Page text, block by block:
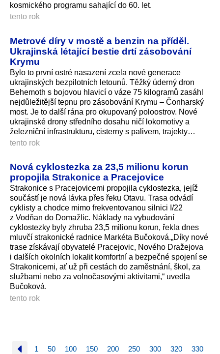
kosmického programu sahající do 60. let.
tento rok
Metrové díry v mostě a benzin na příděl.
Ukrajinská létající bestie drtí zásobování
Krymu
Bylo to první ostré nasazení zcela nové generace
ukrajinských bezpilotních letounů. Těžký úderný dron
Behemoth s bojovou hlavicí o váze 75 kilogramů zasáhl
nejdůležitější tepnu pro zásobování Krymu – Čonharský
most. Je to další rána pro okupovaný poloostrov. Nové
ukrajinské drony středního dosahu ničí lokomotivy a
železniční infrastrukturu, cisterny s palivem, trajekty…
tento rok
Nová cyklostezka za 23,5 milionu korun
propojila Strakonice a Pracejovice
Strakonice s Pracejovicemi propojila cyklostezka, jejíž
součástí je nová lávka přes řeku Otavu. Trasa odvádí
cyklisty a chodce mimo frekventovanou silnici I/22
z Vodňan do Domažlic. Náklady na vybudování
cyklostezky byly zhruba 23,5 milionu korun, řekla dnes
mluvčí strakonické radnice Markéta Bučoková.„Díky nové
trase získávají obyvatelé Pracejovic, Nového Dražejova
i dalších okolních lokalit komfortní a bezpečné spojení se
Strakonicemi, ať už při cestách do zaměstnání, škol, za
službami nebo za volnočasovými aktivitami,“ uvedla
Bučoková.
tento rok
1 50 100 150 200 250 300 320 330